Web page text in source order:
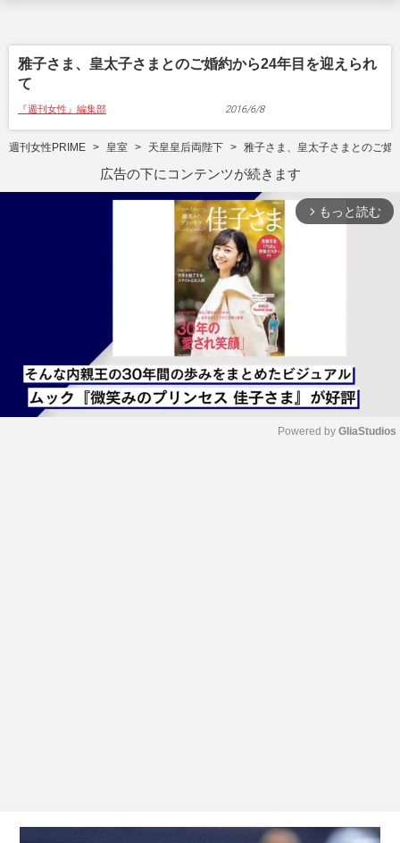
雅子さま、皇太子さまとのご婚約から24年目を迎えられ
て
『週刊女性』編集部 2016/6/8
週刊女性PRIME 皇室 天皇皇后両陛下 雅子さま、皇太子さまとのご婚
広告の下にコンテンツが続きます
arrow_forward_ios もっと読む
Powered by GliaStudios